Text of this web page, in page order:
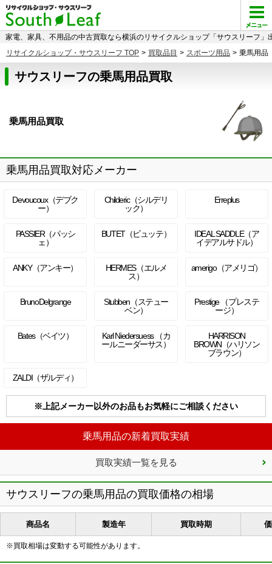
家電、家具、不用品の中古買取なら横浜のリサイクルショップ「サウスリーフ」
リサイクルショップ・サウスリーフ TOP > 買取品目 > スポーツ用品 > 乗馬用品
サウスリーフの乗馬用品買取
乗馬用品買取
乗馬用品買取対応メーカー
Devoucoux（デブク
ー）
Childeric（シルデリ
ック）
Erreplus
PASSIER（パッシ
ェ）
BUTET（ビュッテ）
IDEAL SADDLE（ア
イデアルサドル）
ANKY（アンキー）
HERMES（エルメ
ス）
amerigo（アメリゴ）
BrunoDelgrange
Stubben（ステュー
ベン）
Prestige （プレステ
ージ）
Bates（ベイツ）
Karl Niedersuess （カ
ールニーダーサス）
HARRISON
BROWN（ハリソン
ブラウン）
ZALDI（ザルディ）
※上記メーカー以外のお品もお気軽にご相談ください
乗馬用品の新着買取実績
買取実績一覧を見る
サウスリーフの乗馬用品の買取価格の相場
商品名 製造年 買取時期
※買取相場は変動する可能性があります。